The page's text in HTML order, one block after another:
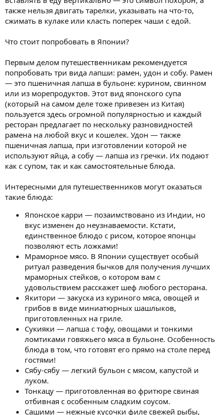
также нельзя двигать тарелки, указывать на что-то,
сжимать в кулаке или класть поперек чаши с едой.
Что стоит попробовать в Японии?
Первым делом путешественникам рекомендуется
попробовать три вида лапши: рамен, удон и собу. Рамен
— это пшеничная лапша в бульоне: курином, свинном
или из морепродуктов. Этот вид японского супа
(который на самом деле тоже привезен из Китая)
пользуется здесь огромной популярностью и каждый
ресторан предлагает по нескольку разновидностей
рамена на любой вкус и кошелек. Удон — также
пшеничная лапша, при изготовлении которой не
используют яйца, а собу — лапша из гречки. Их подают
как с супом, так и как самостоятельные блюда.
Интересными для путешественников могут оказаться
такие блюда:
Японское карри — позаимствовано из Индии, но
вкус изменен до неузнаваемости. Кстати,
единственное блюдо с рисом, которое японцы
позволяют есть ложками!
Мраморное мясо. В Японии существует особый
ритуал разведения бычков для получения лучших
мраморных стейков, о котором вам с
удовольствием расскажет шеф любого ресторана.
Якитори — закуска из куриного мяса, овощей и
грибов в виде миниатюрных шашлыков,
приготовленных на гриле.
Сукияки — лапша с тофу, овощами и тонкими
ломтиками говяжьего мяса в бульоне. Особенность
блюда в том, что готовят его прямо на столе перед
гостями!
Сябу-сябу — легкий бульон с мясом, капустой и
луком.
Тонкацу — приготовленная во фритюре свиная
отбивная с особенным сладким соусом.
Сашими — нежные кусочки филе свежей рыбы,